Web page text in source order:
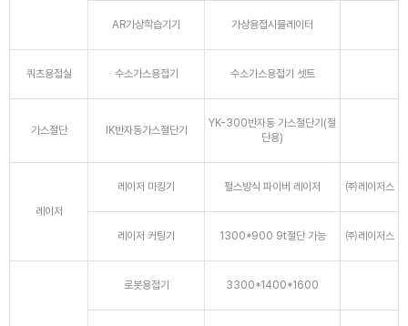
AR가상학습기기 가상용접시뮬레이터
쿼츠용접실 수소가스용접기 수소가스용접기 셋트
가스절단 IK반자동가스절단기
YK-300반자동 가스절단기(절
단용)
레이저
레이저 마킹기 펄스방식 파이버 레이저 ㈜레이저스
레이저 커팅기 1300*900 9t절단 가능 ㈜레이저스
로봇용접기 3300*1400*1600